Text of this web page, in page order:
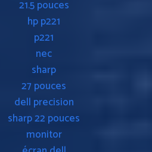
21.5 pouces
hp p221
p221
nec
sharp
27 pouces
dell precision
sharp 22 pouces
monitor